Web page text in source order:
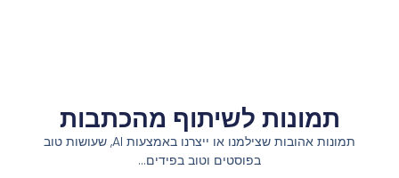
תמונות לשיתוף מהכתבות
תמונות אהובות שצילמנו או ייצרנו באמצעות AI, שעושות טוב
בפוסטים וטוב בפידים…